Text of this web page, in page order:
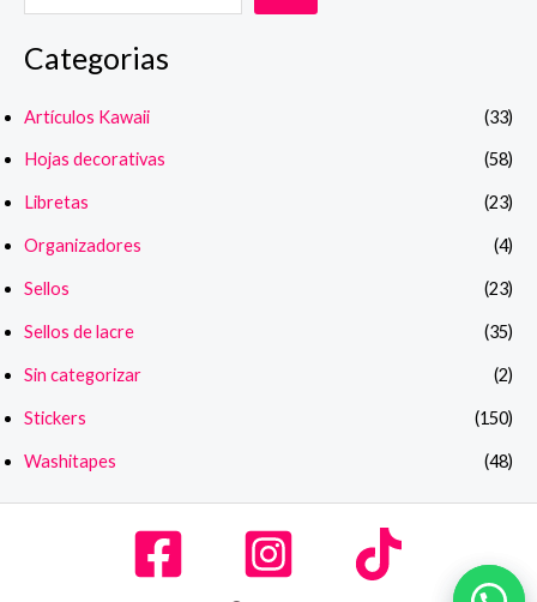
Categorias
Artículos Kawaii (33)
Hojas decorativas (58)
Libretas (23)
Organizadores (4)
Sellos (23)
Sellos de lacre (35)
Sin categorizar (2)
Stickers (150)
Washitapes (48)